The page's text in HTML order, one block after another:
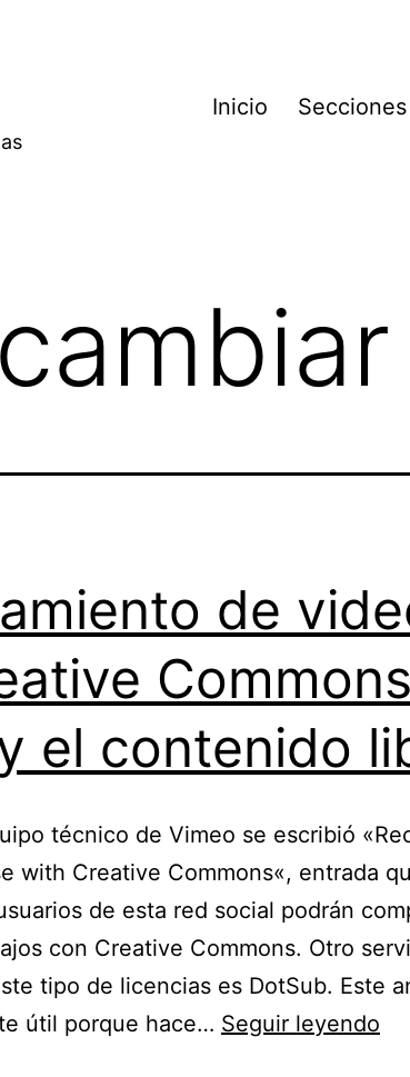
Inicio Secciones
de
el contenido
técnico de Vimeo se escribió
with Creative Commons«, entrada
de esta red social podrán
con Creative Commons. Otro
tipo de licencias es DotSub. Este
útil porque hace… Seguir leyendo